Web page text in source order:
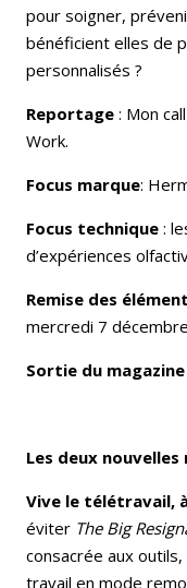
pour soigner,
bénéficient elles de
personnalisés ?
Reportage : Mon
Work.
Focus marque:
Focus technique :
d’expériences
Remise des
mercredi 7 décembre
Sortie du magazine
Les deux
Vive le télétravail,
éviter The Big
consacrée aux
travail en mode